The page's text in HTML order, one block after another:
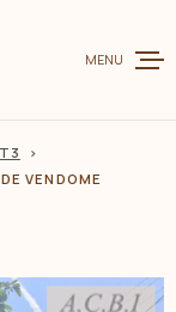
VENTE
MENU
T3
VENDOME